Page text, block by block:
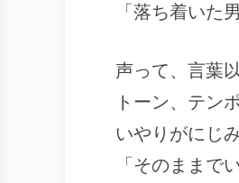
「落ち着いた
声って、言葉
トーン、テン
いやりがにじ
「そのままで